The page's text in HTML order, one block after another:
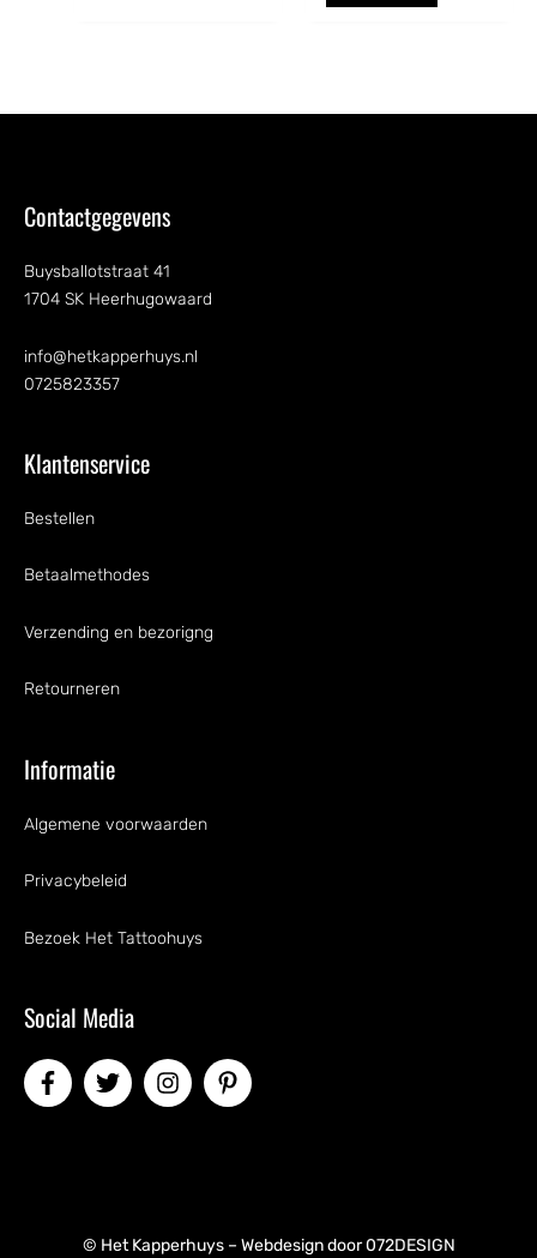
Contactgegevens
Buysballotstraat 41
1704 SK Heerhugowaard
info@hetkapperhuys.nl
0725823357
Klantenservice
Bestellen
Betaalmethodes
Verzending en bezorigng
Retourneren
Informatie
Algemene voorwaarden
Privacybeleid
Bezoek Het Tattoohuys
Social Media
© Het Kapperhuys – Webdesign door072DESIGN